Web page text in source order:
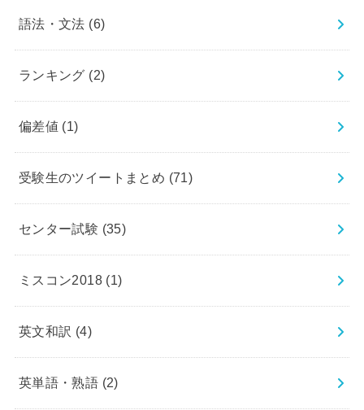
語法・文法 (6)
ランキング (2)
偏差値 (1)
受験生のツイートまとめ (71)
センター試験 (35)
ミスコン2018 (1)
英文和訳 (4)
英単語・熟語 (2)